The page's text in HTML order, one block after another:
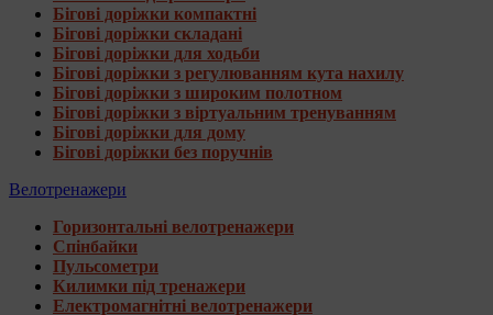
Бігові доріжки компактні
Бігові доріжки складані
Бігові доріжки для ходьби
Бігові доріжки з регулюванням кута нахилу
Бігові доріжки з широким полотном
Бігові доріжки з віртуальним тренуванням
Бігові доріжки для дому
Бігові доріжки без поручнів
Велотренажери
Горизонтальні велотренажери
Спінбайки
Пульсометри
Килимки під тренажери
Електромагнітні велотренажери